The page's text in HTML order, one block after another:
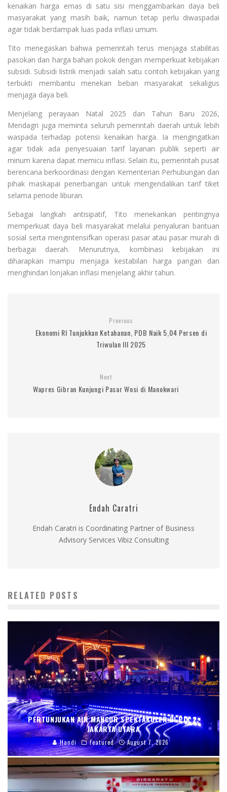
kenaikan harga emas di satu sisi menggambarkan daya beli
masyarakat yang masih baik, namun tetap perlu diwaspadai
agar tidak berdampak luas pada inflasi umum.
Tito menegaskan bahwa pemerintah terus menjaga stabilitas
pasokan dan harga bahan pokok dengan memperkuat kebijakan
subsidi. Subsidi listrik menjadi salah satu contoh kebijakan yang
terbukti membantu menekan beban masyarakat sekaligus
menjaga daya beli.
Menjelang perayaan Natal 2025 dan Tahun Baru 2026,
Mendagri juga meminta seluruh pemerintah daerah untuk lebih
waspada terhadap potensi kenaikan harga. Ia mengingatkan
agar tidak ada penyesuaian tarif layanan publik seperti air
minum karena dapat memicu inflasi. Selain itu, pemerintah pusat
berencana berkoordinasi dengan Kementerian Perhubungan dan
pihak maskapai penerbangan untuk mengendalikan tarif tiket
selama periode liburan.
Sebagai langkah antisipatif, Tito menekankan pentingnya
memperkuat daya beli masyarakat melalui penyaluran bantuan
sosial serta mengintensifkan operasi pasar atau pasar murah di
berbagai daerah. Menurutnya, kombinasi kebijakan ini
diharapkan mampu menjaga kestabilan harga pangan dan
menghindari lonjakan inflasi menjelang akhir tahun.
Previous
Ekonomi RI Tunjukkan Ketahanan, PDB Naik 5,04 Persen di
Triwulan III 2025
Next
Wapres Gibran Kunjungi Pasar Wosi di Manokwari
Endah Caratri
Endah Caratri is Coordinating Partner of Business
Advisory Services Vibiz Consulting
RELATED POSTS
PERTUNJUKAN AIR MANCUR SPEKTAKULER DI PIK 2,
JAKARTA UTARA
Handi Featured August 7, 2026